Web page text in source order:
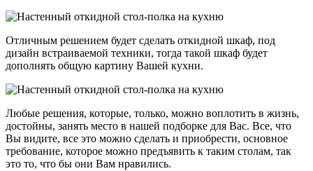
Отличным решением будет сделать откидной шкаф, под
дизайн встраиваемой техники, тогда такой шкаф будет
дополнять общую картину Вашей кухни.
Любые решения, которые, только, можно воплотить в жизнь,
достойны, занять место в нашей подборке для Вас. Все, что
Вы видите, все это можно сделать и приобрести, основное
требование, которое можно предъявить к таким столам, так
это то, что бы они Вам нравились.